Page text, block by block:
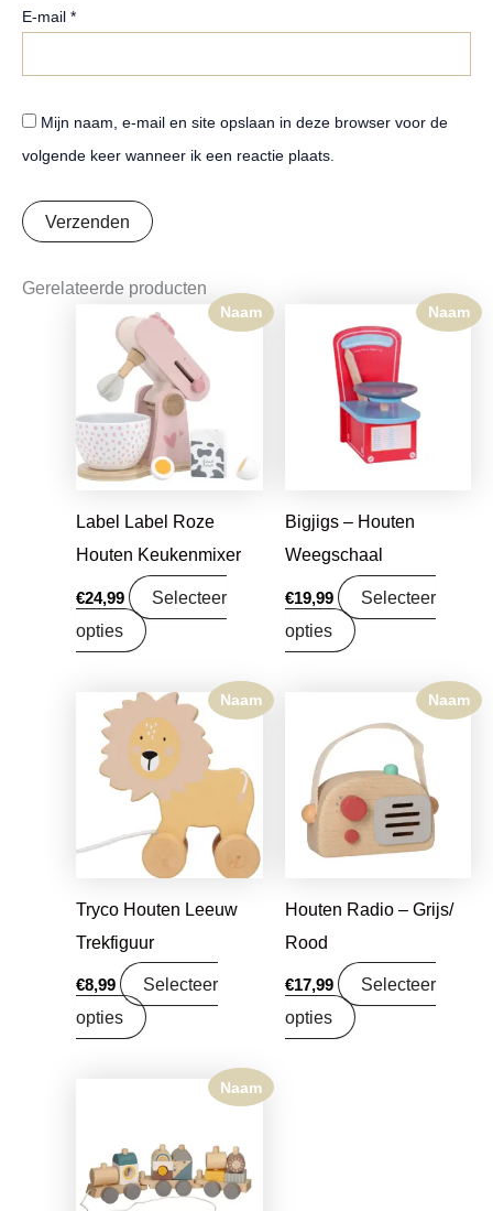
E-mail *
Mijn naam, e-mail en site opslaan in deze browser voor de
volgende keer wanneer ik een reactie plaats.
Gerelateerde producten
Naam
Label Label Roze
Houten Keukenmixer
€24,99
Selecteer
opties
Naam
Bigjigs – Houten
Weegschaal
€19,99
Selecteer
opties
Naam
Tryco Houten Leeuw
Trekfiguur
€8,99
Selecteer
opties
Naam
Houten Radio – Grijs/
Rood
€17,99
Selecteer
opties
Naam